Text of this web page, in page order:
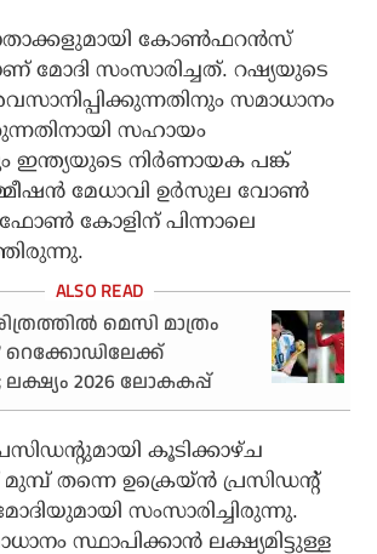
കോണ്‍ഫറന്‍സ്
മോദി സംസാരിച്ചത്. റഷ്യയുടെ
സമാധാനം
സഹായം
ഇന്ത്യയുടെ നിര്‍ണായക പങ്ക്
മേധാവി ഉര്‍സുല വോണ്‍
കോളിന് പിന്നാലെ
മെസി മാത്രം
റെക്കോഡിലേക്ക്
2026 ലോകകപ്പ്
കൂടിക്കാഴ്ച
തന്നെ ഉക്രെയ്ന്‍ പ്രസിഡന്റ്
സംസാരിച്ചിരുന്നു.
സ്ഥാപിക്കാന്‍ ലക്ഷ്യമിട്ടുള്ള